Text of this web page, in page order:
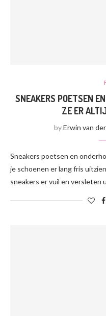
SNEAKERS POETSEN
ZE ER
byErwin van
Sneakers poetsen en
je schoenen er lang fris
sneakers er vuil en versleten